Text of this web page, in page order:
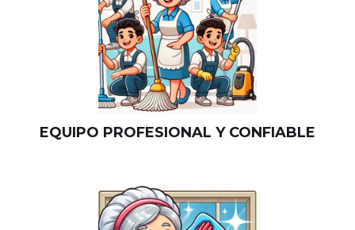
EQUIPO PROFESIONAL Y CONFIABLE